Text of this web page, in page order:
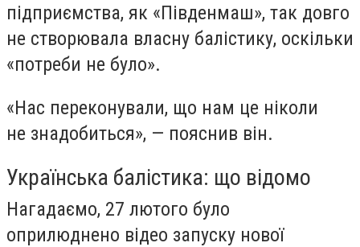
підприємства, як «Південмаш», так довго
не створювала власну балістику, оскільки
«потреби не було».
«Нас переконували, що нам це ніколи
не знадобиться», — пояснив він.
Українська балістика: що відомо
Нагадаємо, 27 лютого було
оприлюднено відео запуску нової